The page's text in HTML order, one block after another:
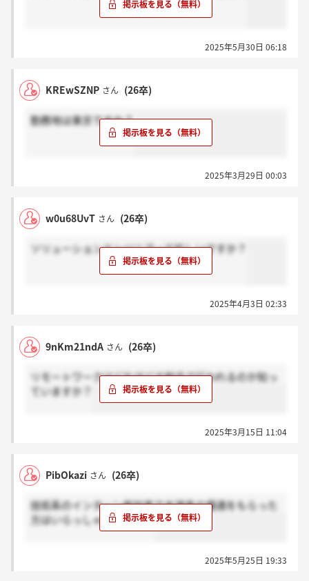
2025年5月30日 06:18
KREwSZNP さん (26卒)
勤務地は東京ですか？
2025年3月29日 00:03
w0u68UvT さん (26卒)
ソリューションエンジニアって忙しいですか？
2025年4月3日 02:33
9nKm21ndA さん (26卒)
リモートワークはどれほどの割合で行われるのか知っ
ていますか？
2025年3月15日 11:04
PibOkazi さん (26卒)
技術系のインターン参加者で本選考の優遇をもらった
方はいらっしゃいますか。
2025年5月25日 19:33